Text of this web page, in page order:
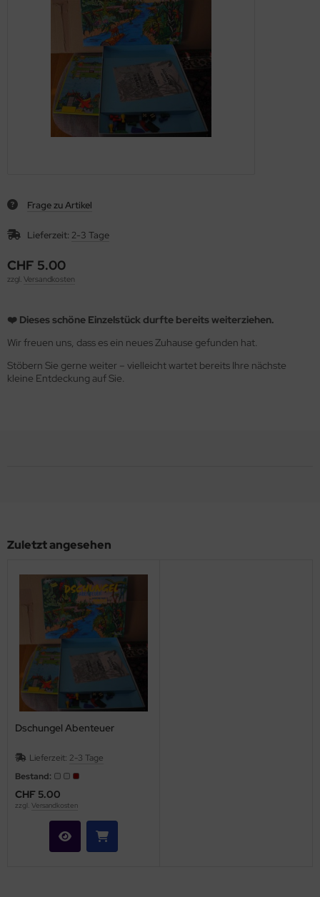
Frage zu Artikel
Lieferzeit: 2-3 Tage
CHF 5.00
zzgl. Versandkosten
❤️ Dieses schöne Einzelstück durfte bereits weiterziehen.
Wir freuen uns, dass es ein neues Zuhause gefunden hat.
Stöbern Sie gerne weiter – vielleicht wartet bereits Ihre nächste
kleine Entdeckung auf Sie.
Zuletzt angesehen
Dschungel Abenteuer
Lieferzeit: 2-3 Tage
Bestand:
CHF 5.00
zzgl. Versandkosten